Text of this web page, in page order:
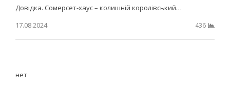
Довідка. Сомерсет-хаус – колишній королівський…
17.08.2024
436
нет